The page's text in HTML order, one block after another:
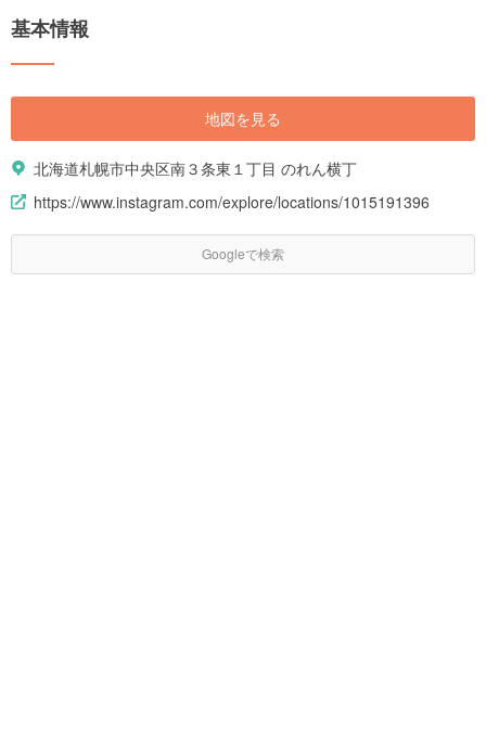
しみ方を解説します。おすすめの飲食店も紹介しますので、ぜひ朝食やラ
基本情報
地図を見る
北海道札幌市中央区南３条東１丁目 のれん横丁
https://www.instagram.com/explore/locations/1015191396
Googleで検索